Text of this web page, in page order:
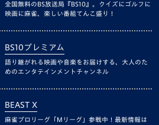
全国無料のBS放送局『BS10』。クイズにゴルフに
映画に麻雀、楽しい番組てんこ盛り！
BS10プレミアム
語り継がれる映画や音楽をお届けする、大人のた
めのエンタテインメントチャンネル
BEAST X
麻雀プロリーグ「Mリーグ」参戦中！最新情報は